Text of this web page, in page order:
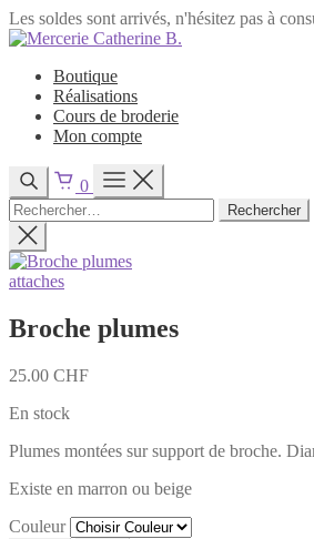
Les soldes sont arrivés, n'hésitez pas à
Passer
contenuBoutique
Réalisations
Cours de broderie
Mon compte
0
Rechercher :
attaches
Broche plumes
25.00 CHF
En stock
Plumes montées sur support de broche.
Existe en marron ou beige
Couleur